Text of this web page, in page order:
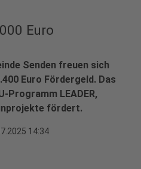
Euro
Senden freuen sich
Euro Fördergeld. Das
Programm LEADER,
fördert.
14:34